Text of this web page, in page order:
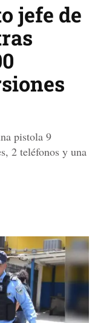
jefe de
pistola 9
2 teléfonos y una